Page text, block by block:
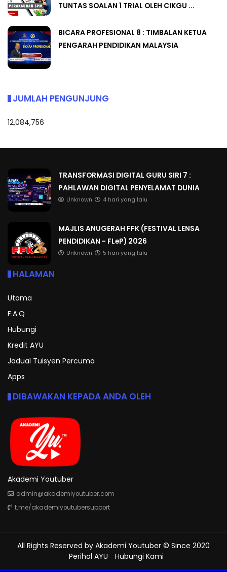
TUNTAS SOALAN 1 TRIAL OLEH CIKGU ...
BICARA PROFESIONAL 8 : TIMBALAN KETUA
PENGARAH PENDIDIKAN MALAYSIA
JUMLAH PENGUNJUNG
12,084,756
TRANSFORMASI DIGITAL GURU SIRI 7 :
PAHLAWAN DIGITAL PENYELAMAT DUNIA
Unknown 4 hari yang lalu
MAJLIS ANUGERAH FFK (FESTIVAL LENSA
PENDIDIKAN - FLeP) 2026
Unknown 5 hari yang lalu
HALAMAN
Utama
F.A.Q
Hubungi
Kredit AYU
Jadual Tuisyen Percuma
Apps
DIBAWAKAN KEPADA ANDA OLEH
Akademi Youtuber
admin@akademiyoutuber.com
t.me/akademiyoutubersupport
All Rights Reserved by Akademi Youtuber © Since 2020
Perihal AYU
Hubungi Kami